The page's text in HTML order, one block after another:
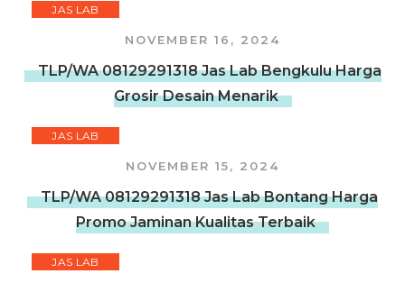
JAS LAB
NOVEMBER 16, 2024
TLP/WA 08129291318 Jas Lab Bengkulu Harga
Grosir Desain Menarik
JAS LAB
NOVEMBER 15, 2024
TLP/WA 08129291318 Jas Lab Bontang Harga
Promo Jaminan Kualitas Terbaik
JAS LAB